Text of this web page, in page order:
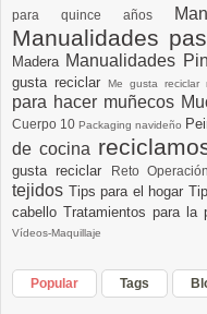
para quince años
Manualidades
Madera Manualidades
gusta reciclar
Me gusta reciclar
para hacer muñecos
Cuerpo 10 Packaging navideño
de cocina
gusta reciclar
Reto
tejidos Tips para el hogar
cabello Tratamientos para la
Vídeos-Maquillaje
Popular Tags